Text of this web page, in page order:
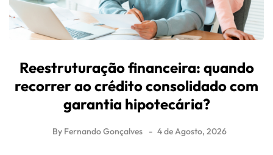
Reestruturação financeira: quando
recorrer ao crédito consolidado com
garantia hipotecária?
By Fernando Gonçalves 4 de Agosto, 2026